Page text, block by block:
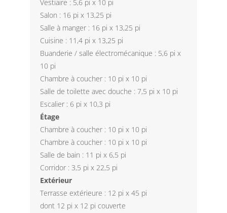
Vestiaire : 5,6 pi x 10 pi
Salon : 16 pi x 13,25 pi
Salle à manger : 16 pi x 13,25 pi
Cuisine : 11,4 pi x 13,25 pi
Buanderie / salle électromécanique : 5,6 pi x
10 pi
Chambre à coucher : 10 pi x 10 pi
Salle de toilette avec douche : 7,5 pi x 10 pi
Escalier : 6 pi x 10,3 pi
Étage
Chambre à coucher : 10 pi x 10 pi
Chambre à coucher : 10 pi x 10 pi
Salle de bain : 11 pi x 6,5 pi
Corridor : 3,5 pi x 22,5 pi
Extérieur
Terrasse extérieure : 12 pi x 45 pi
dont 12 pi x 12 pi couverte